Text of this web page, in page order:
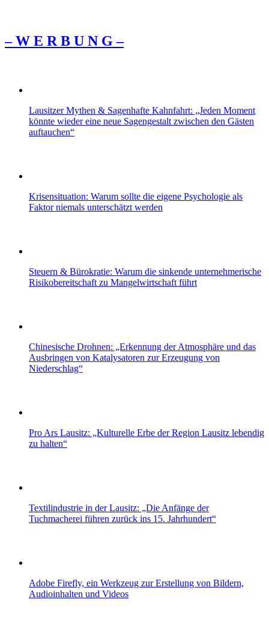
– W Ε R Β U Ν G –
Lausitzer Mythen & Sagenhafte Kahnfahrt: „Jeden Moment
könnte wieder eine neue Sagengestalt zwischen den Gästen
auftauchen“
Krisensituation: Warum sollte die eigene Psychologie als
Faktor niemals unterschätzt werden
Steuern & Bürokratie: Warum die sinkende unternehmerische
Risikobereitschaft zu Mangelwirtschaft führt
Chinesische Drohnen: „Erkennung der Atmosphäre und das
Ausbringen von Katalysatoren zur Erzeugung von
Niederschlag“
Pro Ars Lausitz: „Kulturelle Erbe der Region Lausitz lebendig
zu halten“
Textilindustrie in der Lausitz: „Die Anfänge der
Tuchmacherei führen zurück ins 15. Jahrhundert“
Adobe Firefly, ein Werkzeug zur Erstellung von Bildern,
Audioinhalten und Videos